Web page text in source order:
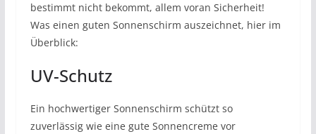
bestimmt nicht bekommt, allem voran Sicherheit!
Was einen guten Sonnenschirm auszeichnet, hier im
Überblick:
UV-Schutz
Ein hochwertiger Sonnenschirm schützt so
zuverlässig wie eine gute Sonnencreme vor